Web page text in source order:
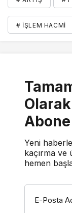
# İŞLEM HACMI
Yeni
kaçırma ve
hemen
E-Posta